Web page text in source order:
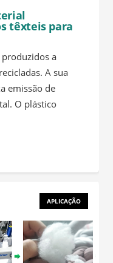
têxteis para
a
A sua
emissão de
O plástico
APLICAÇÃO